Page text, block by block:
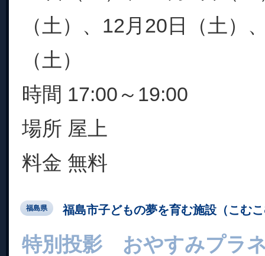
（土）、12月20日（土）
（土）
時間 17:00～19:00
場所 屋上
料金 無料
福島県 福島市子どもの夢を育む施設（こむ
特別投影 おやすみプラ